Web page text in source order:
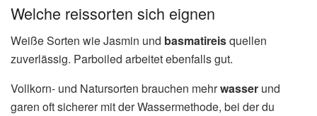
Welche reissorten sich eignen
Weiße Sorten wie Jasmin und basmatireisquellen
zuverlässig. Parboiled arbeitet ebenfalls gut.
Vollkorn- und Natursorten brauchen mehrwasser und
garen oft sicherer mit der Wassermethode, bei der du